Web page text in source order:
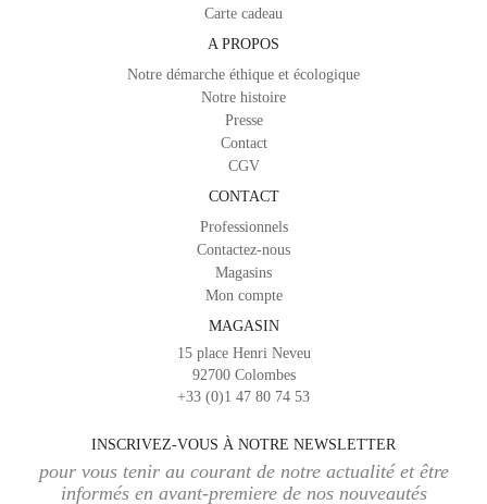
Carte cadeau
A PROPOS
Notre démarche éthique et écologique
Notre histoire
Presse
Contact
CGV
CONTACT
Professionnels
Contactez-nous
Magasins
Mon compte
MAGASIN
15 place Henri Neveu
92700 Colombes
+33 (0)1 47 80 74 53
INSCRIVEZ-VOUS À NOTRE NEWSLETTER
pour vous tenir au courant de notre actualité et être
informés en avant-premiere de nos nouveautés